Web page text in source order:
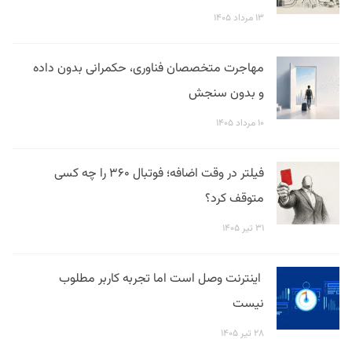
۱۳ مرداد ۱۴۰۵
مهاجرت متخصصان فناوری، حکمرانی بدون داده
و بدون سنجش
۱۰ مرداد ۱۴۰۵
فیلتر در وقت اضافه؛ فوتبال ۳۶۰ را چه کسی
متوقف کرد؟
۳۱ تیر ۱۴۰۵
اینترنت وصل است اما تجربه کاربر مطلوب
نیست
۲۸ تیر ۱۴۰۵